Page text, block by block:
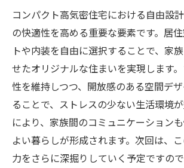
コンパクト高気密住宅における自由設
の快適性を高める重要な要素です。居
トや内装を自由に選択することで、家
せたオリジナルな住まいを実現します
性を維持しつつ、開放感のある空間デ
ることで、ストレスの少ない生活環境
により、家族間のコミュニケーション
よい暮らしが形成されます。次回は、
力をさらに深掘りしていく予定ですの